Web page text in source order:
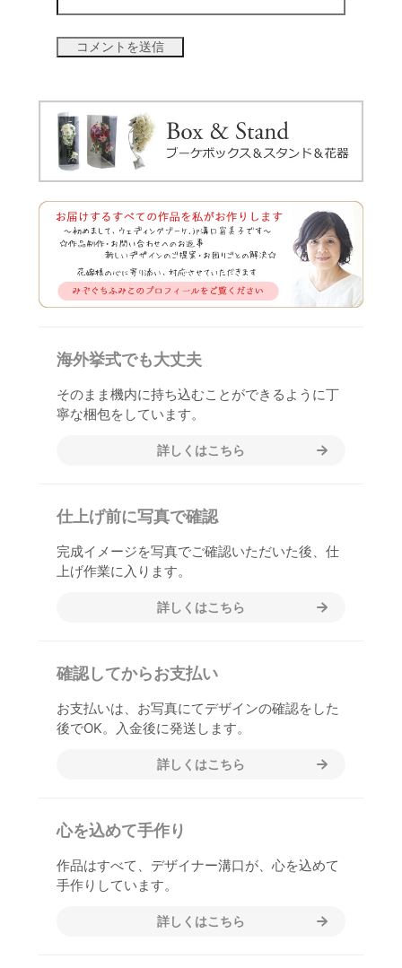
海外挙式でも大丈夫
そのまま機内に持ち込むことができるように丁
寧な梱包をしています。
詳しくはこちら
仕上げ前に写真で確認
完成イメージを写真でご確認いただいた後、仕
上げ作業に入ります。
詳しくはこちら
確認してからお支払い
お支払いは、お写真にてデザインの確認をした
後でOK。入金後に発送します。
詳しくはこちら
心を込めて手作り
作品はすべて、デザイナー溝口が、心を込めて
手作りしています。
詳しくはこちら